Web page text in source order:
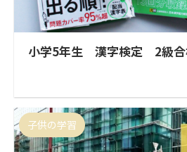
小学5年生 漢字検定 2級合
子供の学習